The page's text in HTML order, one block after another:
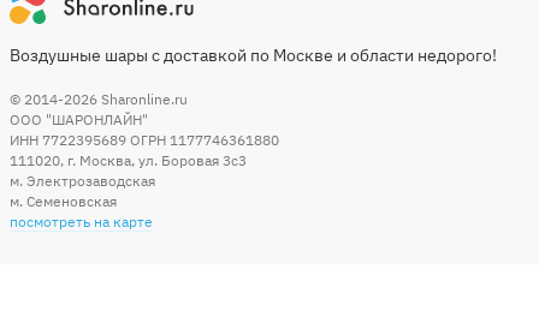
Воздушные шары с доставкой по Москве и области недорого!
© 2014-2026 Sharonline.ru
ООО "ШАРОНЛАЙН"
ИНН 7722395689 ОГРН 1177746361880
111020, г. Москва, ул. Боровая 3c3
м. Электрозаводская
м. Семеновская
посмотреть на карте